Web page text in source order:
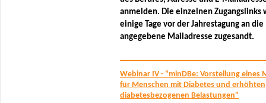
anmelden. Die einzelnen Zugangslinks
einige Tage vor der Jahrestagung an die
angegebene Mailadresse zugesandt.
Webinar IV - "minDBe: Vorstellung eines
für Menschen mit Diabetes und erhöhten
diabetesbezogenen Belastungen"